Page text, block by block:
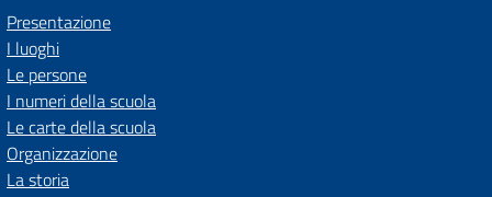
Presentazione
I luoghi
Le persone
I numeri della scuola
Le carte della scuola
Organizzazione
La storia